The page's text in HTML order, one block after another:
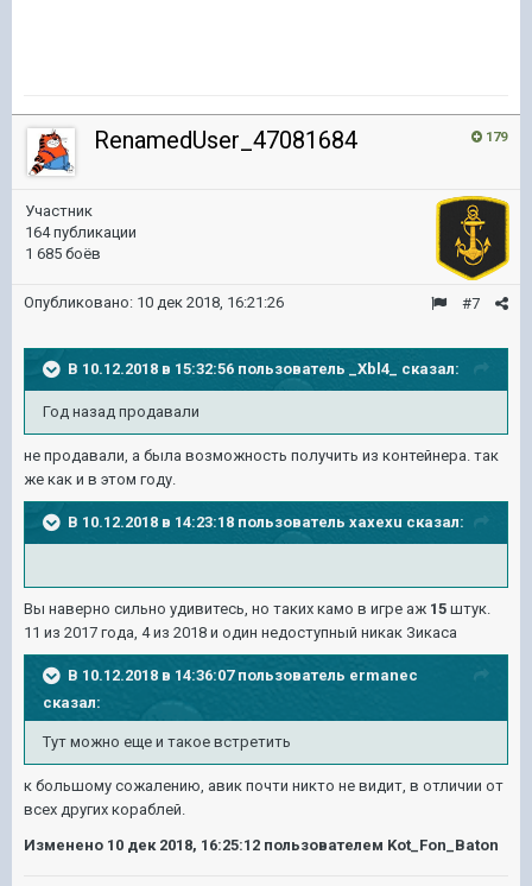
179
RenamedUser_47081684
Участник
164 публикации
1 685 боёв
#7
Опубликовано: 10 дек 2018, 16:21:26
В 10.12.2018 в 15:32:56 пользователь _Xbl4_ сказал:
Год назад продавали
не продавали, а была возможность получить из контейнера. так
же как и в этом году.
В 10.12.2018 в 14:23:18 пользователь xaxexu сказал:
Вы наверно сильно удивитесь, но таких камо в игре аж 15 штук.
11 из 2017 года, 4 из 2018 и один недоступный никак Зикаса
В 10.12.2018 в 14:36:07 пользователь ermanec
сказал:
Тут можно еще и такое встретить
к большому сожалению, авик почти никто не видит, в отличии от
всех других кораблей.
Изменено 10 дек 2018, 16:25:12 пользователем Kot_Fon_Baton